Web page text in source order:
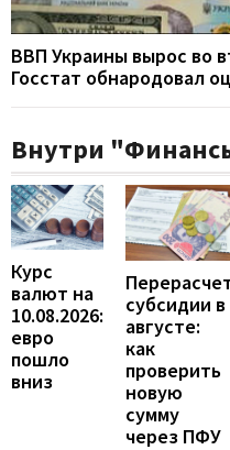
ВВП Украины вырос во
Госстат обнародовал
Внутри
Курс
валют на
10.08.2026:
евро
пошло
вниз
субсидии в
августе:
как
проверить
новую
сумму
через ПФУ